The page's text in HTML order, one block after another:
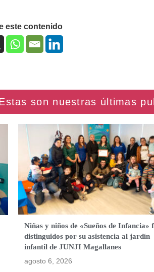
este contenido
Niñas y niños de «Sueños de Infancia»
distinguidos por su asistencia al jardín
infantil de JUNJI Magallanes
agosto 6, 2026